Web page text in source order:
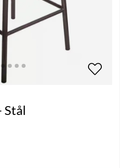
Stål